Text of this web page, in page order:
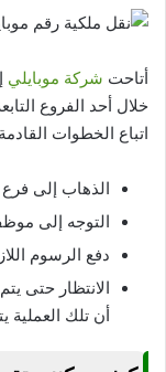
أتاحت شركة موبايلي
خلال أحد الفروع
اتباع الخطوات
الذهاب إلى
التوجه إلى
دفع الرسوم
الانتظار حتى
أن تلك